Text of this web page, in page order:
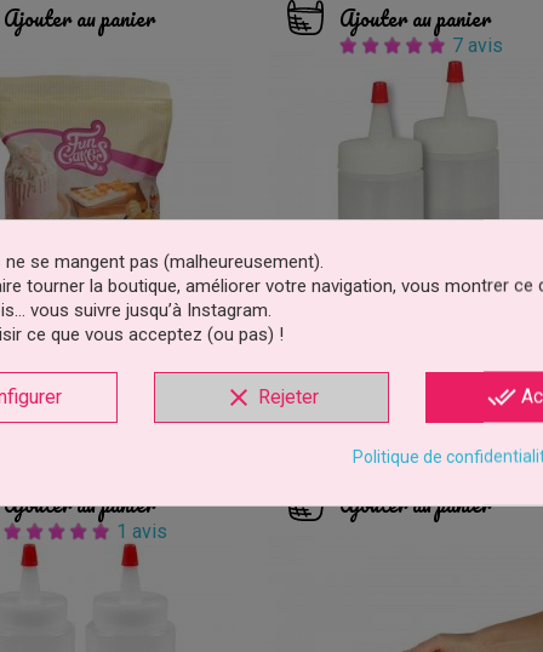
Ajouter au panier Ajouter au panier
7 avis
Blanc Naturel 1kg
FunCakes
Ajouter au panier
1 avis
Flacon En Plastique Pk/2 - 2 X
Prix
3,49 €
Ajouter au panier
se mangent pas (malheureusement).
tourner la boutique, améliorer votre navigation, vous montrer ce
vous suivre jusqu’à Instagram.
ce que vous acceptez (ou pas) !
clear Rejeter done_all
Politique de